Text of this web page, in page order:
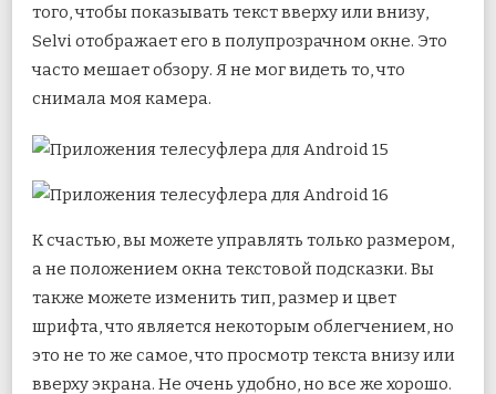
того, чтобы показывать текст вверху или внизу,
Selvi отображает его в полупрозрачном окне. Это
часто мешает обзору. Я не мог видеть то, что
снимала моя камера.
К счастью, вы можете управлять только размером,
а не положением окна текстовой подсказки. Вы
также можете изменить тип, размер и цвет
шрифта, что является некоторым облегчением, но
это не то же самое, что просмотр текста внизу или
вверху экрана. Не очень удобно, но все же хорошо.